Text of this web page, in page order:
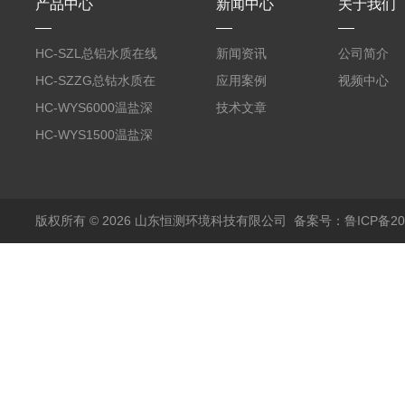
产品中心
HC-SZL总铝水质在线
分析仪
HC-SZZG总钴水质在
线分析仪
HC-WYS6000温盐深
分析仪
HC-WYS1500温盐深
新闻中心
新闻资讯
应用案例
技术文章
关于我们
公司简介
视频中心
版权所有 © 2026 山东恒测环境科技有限公司 备案号：鲁ICP备